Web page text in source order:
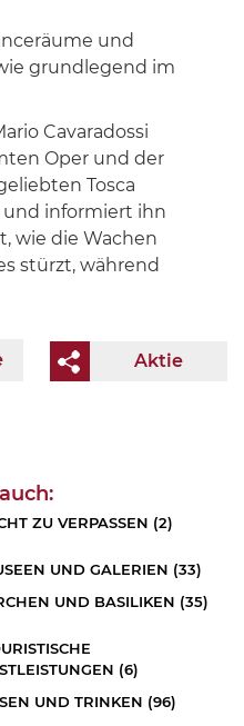
und
grundlegend im
Cavaradossi
Oper und der
Tosca
und informiert ihn
wie die Wachen
stürzt, während
Aktie
ZU VERPASSEN (2)
UND GALERIEN (33)
UND BASILIKEN (35)
(6)
UND TRINKEN (96)